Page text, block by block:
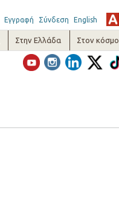
Εγγραφή Σύνδεση English
Στην Ελλάδα Στον κόσμο